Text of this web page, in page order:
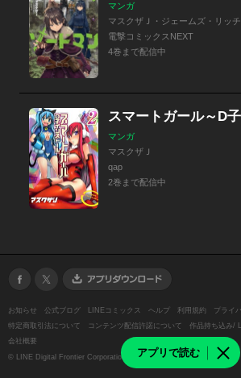
アプリで読む
マンガ
マスクザＪ・ジェームズ・リッ
電撃コミックスNEXT
4巻まで配信中
マンガ
マスクザＪ
qap
2巻まで配信中
お知らせ 公式ブログ LINEコミックス ヘルプ 利用規約
プライ
特定商取引法について
コンテンツ配信許諾について 作品持ち込み/
会社概要
© LINE Digital Frontier Corporation